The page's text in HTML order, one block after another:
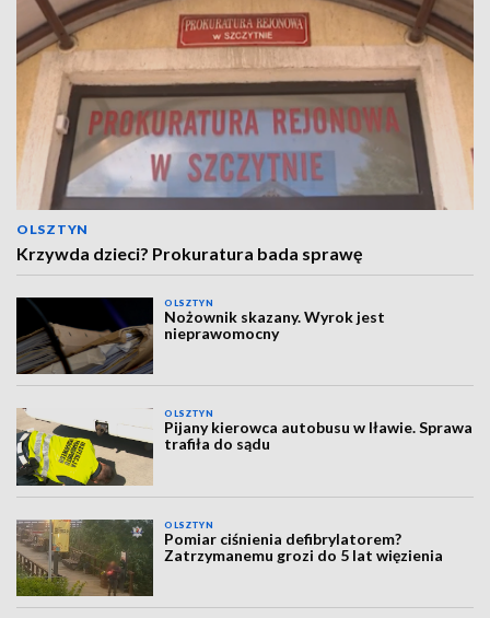
OLSZTYN
Krzywda dzieci? Prokuratura bada sprawę
OLSZTYN
Nożownik skazany. Wyrok jest
nieprawomocny
OLSZTYN
Pijany kierowca autobusu w Iławie. Sprawa
trafiła do sądu
OLSZTYN
Pomiar ciśnienia defibrylatorem?
Zatrzymanemu grozi do 5 lat więzienia